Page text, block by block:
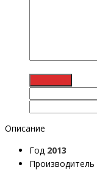
Описание
Год 2013
Производитель